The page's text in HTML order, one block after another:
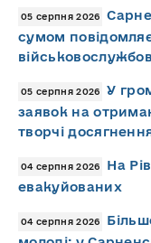
05 серпня 2026
сумом
05 серпня 2026
У
заявок на
творчі
04 серпня 2026
На
евакуйованих
04 серпня 2026